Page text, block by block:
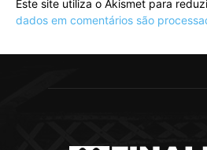
Este site utiliza o Akismet para
dados em comentários são